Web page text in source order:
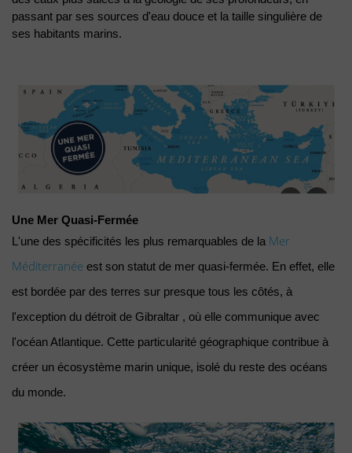
passant par ses sources d'eau douce et la taille singulière de
ses habitants marins.
Une Mer Quasi-Fermée
L'une des spécificités les plus remarquables de la Mer
Méditerranée est son statut de mer quasi-fermée. En effet, elle
est bordée par des terres sur presque tous les côtés, à
l'exception du détroit de Gibraltar , où elle communique avec
l'océan Atlantique. Cette particularité géographique contribue à
créer un écosystème marin unique, isolé du reste des océans
du monde.